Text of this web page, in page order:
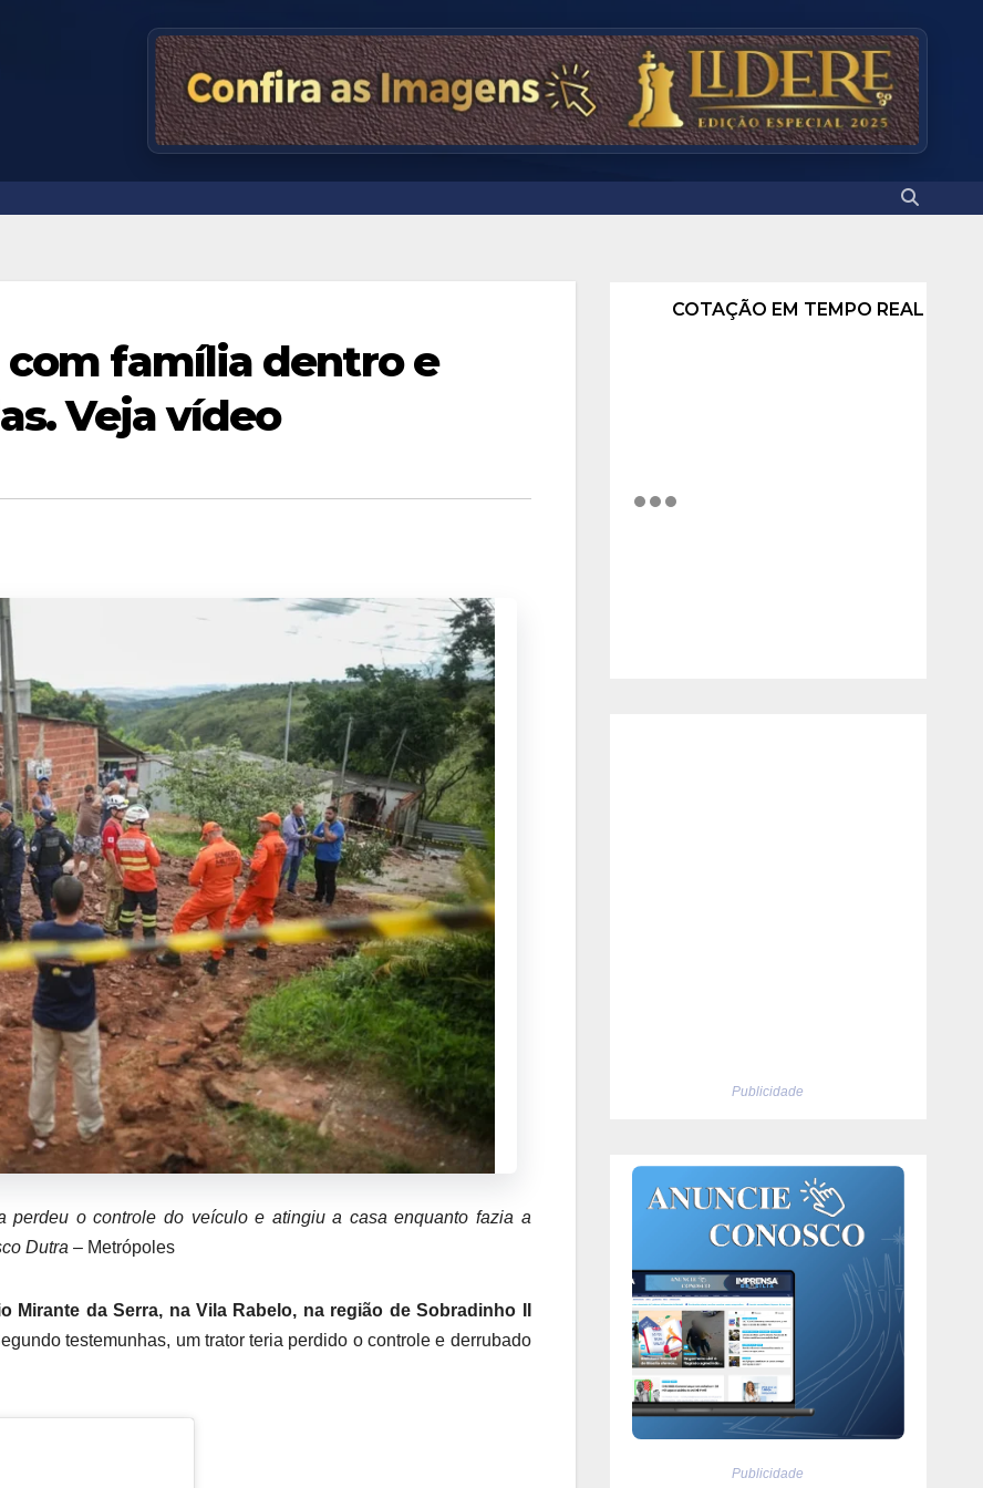
família dentro e
Veja vídeo
perdeu o controle do veículo e atingiu a casa enquanto fazia a
Dutra – Metrópoles
da Serra, na Vila Rabelo, na região de Sobradinho II
testemunhas, um trator teria perdido o controle e derrubado
COTAÇÃO EM TEMPO REAL
Publicidade
Publicidade